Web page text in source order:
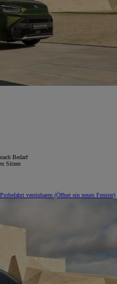
Bedarf
Sitzen
Probefahrt vereinbaren (Öffnet ein neues Fenster)